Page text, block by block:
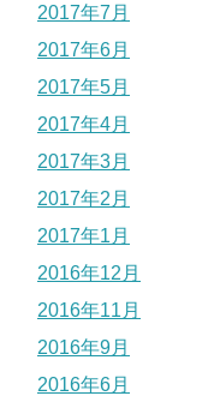
2017年7月
2017年6月
2017年5月
2017年4月
2017年3月
2017年2月
2017年1月
2016年12月
2016年11月
2016年9月
2016年6月